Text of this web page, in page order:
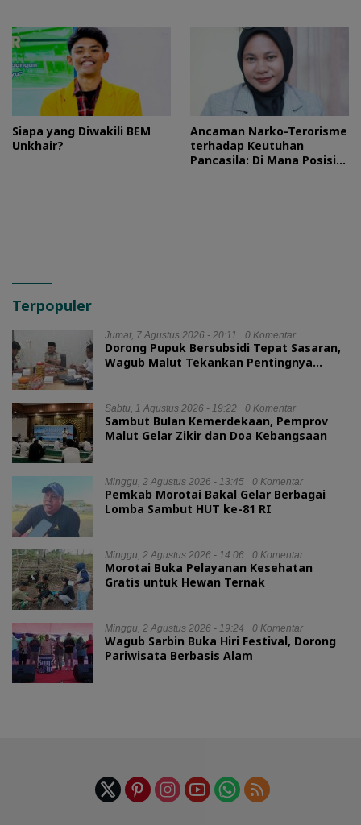
Siapa yang Diwakili BEM
Unkhair?
Ancaman Narko-Terorisme
terhadap Keutuhan
Pancasila: Di Mana Posisi
Terpopuler
Jumat, 7 Agustus 2026 - 20:11 0 Komentar
Dorong Pupuk Bersubsidi Tepat Sasaran,
Wagub Malut Tekankan Pentingnya
Sabtu, 1 Agustus 2026 - 19:22 0 Komentar
Sambut Bulan Kemerdekaan, Pemprov
Malut Gelar Zikir dan Doa Kebangsaan
Minggu, 2 Agustus 2026 - 13:45 0 Komentar
Pemkab Morotai Bakal Gelar Berbagai
Lomba Sambut HUT ke-81 RI
Minggu, 2 Agustus 2026 - 14:06 0 Komentar
Morotai Buka Pelayanan Kesehatan
Gratis untuk Hewan Ternak
Minggu, 2 Agustus 2026 - 19:24 0 Komentar
Wagub Sarbin Buka Hiri Festival, Dorong
Pariwisata Berbasis Alam